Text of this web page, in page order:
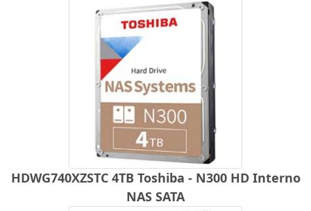
HDWG740XZSTC 4TB Toshiba - N300 HD Interno
NAS SATA